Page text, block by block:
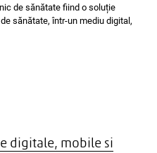
de sănătate fiind o soluție
sănătate, într-un mediu digital,
digitale, mobile si